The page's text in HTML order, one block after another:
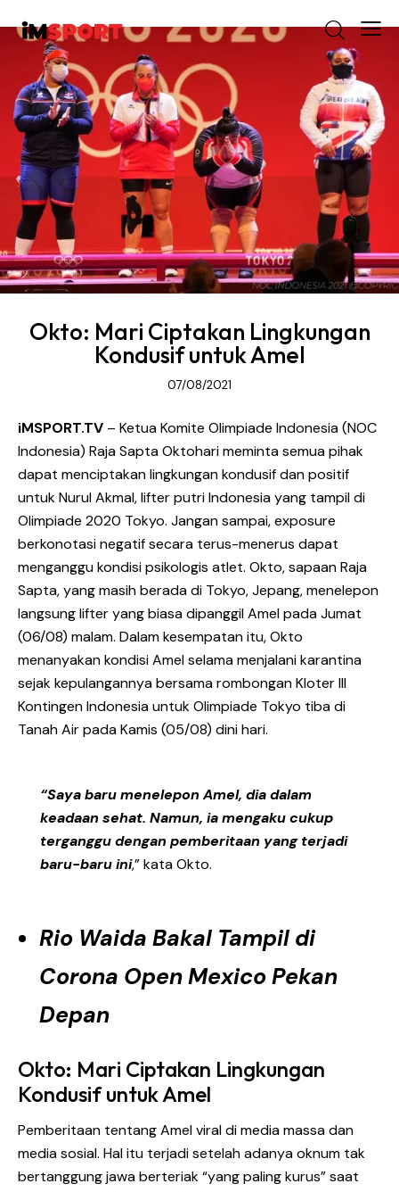
Okto: Mari Ciptakan Lingkungan
Kondusif untuk Amel
07/08/2021
iMSPORT.TV – Ketua Komite Olimpiade Indonesia (NOC
Indonesia) Raja Sapta Oktohari meminta semua pihak
dapat menciptakan lingkungan kondusif dan positif
untuk Nurul Akmal, lifter putri Indonesia yang tampil di
Olimpiade 2020 Tokyo. Jangan sampai, exposure
berkonotasi negatif secara terus-menerus dapat
menganggu kondisi psikologis atlet. Okto, sapaan Raja
Sapta, yang masih berada di Tokyo, Jepang, menelepon
langsung lifter yang biasa dipanggil Amel pada Jumat
(06/08) malam. Dalam kesempatan itu, Okto
menanyakan kondisi Amel selama menjalani karantina
sejak kepulangannya bersama rombongan Kloter III
Kontingen Indonesia untuk Olimpiade Tokyo tiba di
Tanah Air pada Kamis (05/08) dini hari.
“Saya baru menelepon Amel, dia dalam
keadaan sehat. Namun, ia mengaku cukup
terganggu dengan pemberitaan yang terjadi
baru-baru ini,” kata Okto.
Rio Waida Bakal Tampil di
Corona Open Mexico Pekan
Depan
Okto: Mari Ciptakan Lingkungan
Kondusif untuk Amel
Pemberitaan tentang Amel viral di media massa dan
media sosial. Hal itu terjadi setelah adanya oknum tak
bertanggung jawa berteriak “yang paling kurus” saat